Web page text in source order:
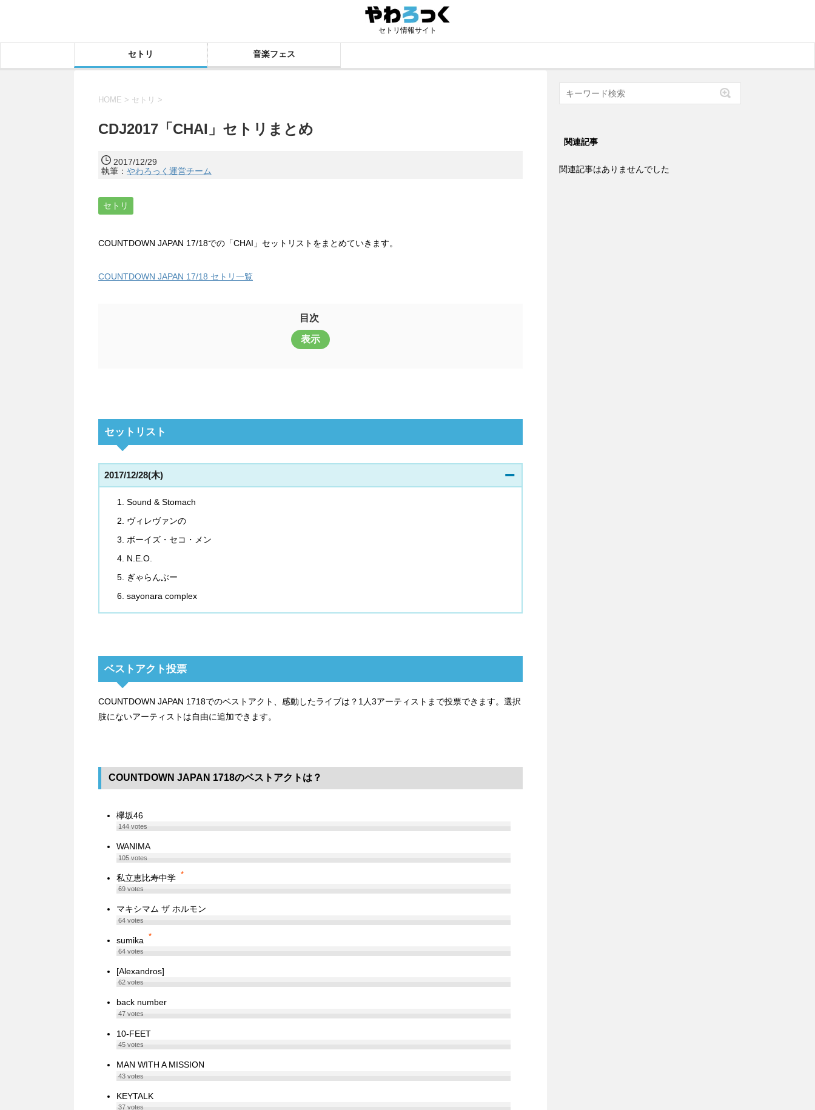
セトリ情報サイト
セトリ 音楽フェス
HOME > セトリ >
CDJ2017「CHAI」セトリまとめ
2017/12/29
執筆： やわろっく運営チーム
セトリ
COUNTDOWN JAPAN 17/18での「CHAI」セットリストをまとめていきます。
COUNTDOWN JAPAN 17/18 セトリ一覧
目次
表示
セットリスト
2017/12/28(木)
Sound & Stomach
ヴィレヴァンの
ボーイズ・セコ・メン
N.E.O.
ぎゃらんぶー
sayonara complex
ベストアクト投票
COUNTDOWN JAPAN 1718でのベストアクト、感動したライブは？1人3アーティストまで投票できます。選択
肢にないアーティストは自由に追加できます。
COUNTDOWN JAPAN 1718のベストアクトは？
欅坂46
144votes
WANIMA
105votes
私立恵比寿中学 *
69votes
マキシマム ザ ホルモン
64votes
sumika *
64votes
[Alexandros]
62votes
back number
47votes
10-FEET
45votes
MAN WITH A MISSION
43votes
KEYTALK
37votes
関連記事
関連記事はありませんでした